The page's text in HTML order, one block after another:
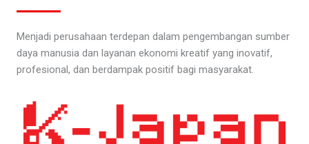
Menjadi perusahaan terdepan dalam pengembangan sumber
daya manusia dan layanan ekonomi kreatif yang inovatif,
profesional, dan berdampak positif bagi masyarakat.